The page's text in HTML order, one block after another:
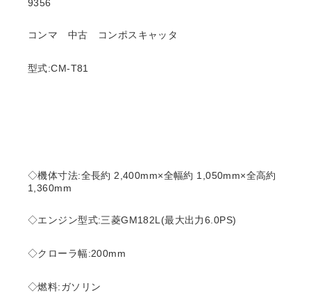
9356
コンマ 中古 コンポスキャッタ
型式:CM-T81
◇機体寸法:全長約 2,400mm×全幅約 1,050mm×全高約
1,360mm
◇エンジン型式:三菱GM182L(最大出力6.0PS)
◇クローラ幅:200mm
◇燃料:ガソリン